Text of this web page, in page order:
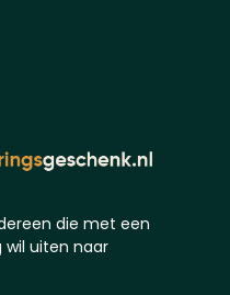
die met een
wil uiten naar